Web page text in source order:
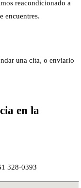
reacondicionado a
encuentres.
una cita, o enviarlo
en la
328-0393